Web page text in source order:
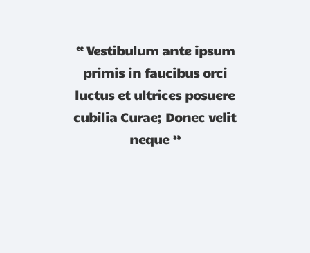
“ Vestibulum ante ipsum
primis in faucibus orci
luctus et ultrices posuere
cubilia Curae; Donec velit
neque ”